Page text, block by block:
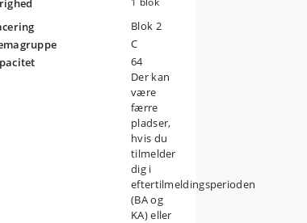
Blok 2
C
64
Der kan
være
færre
pladser,
hvis du
tilmelder
dig i
eftertilmeldingsperioden
(BA og
KA) eller